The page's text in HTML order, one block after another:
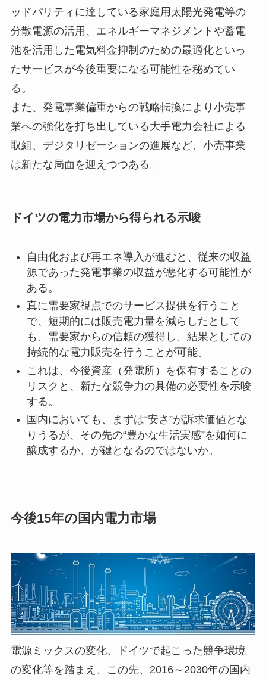
ッドパリティに達している家庭用太陽光発電等の
分散電源の活用、エネルギーマネジメントや蓄電
池を活用した電気料金抑制のための最適化といっ
たサービスが今後重要になる可能性を秘めてい
る。
また、発電事業偏重からの戦略転換により小売事
業への強化を打ち出している大手電力会社による
取組、デジタリゼーションの進展など、小売事業
は新たな局面を迎えつつある。
ドイツの電力市場から得られる示唆
自由化および再エネ導入が進むと、従来の収益
源であった発電事業の収益が悪化する可能性が
ある。
真に需要家視点でのサービス提供を行うこと
で、短期的には販売電力量を減らしたとして
も、需要家からの信頼の獲得し、結果としての
持続的な電力販売を行うことが可能。
これは、今後資産（発電所）を保有することの
リスクと、新たな競争力の具備の必要性を示唆
する。
国内においても、まずは“安さ”が訴求価値とな
りうるが、その先の“豊かな生活実感”を如何に
醸成するか、が鍵となるのではないか。
今後15年の国内電力市場
電源ミックスの変化、ドイツで起こった競争環境
の変化等を踏まえ、この先、2016～2030年の国内